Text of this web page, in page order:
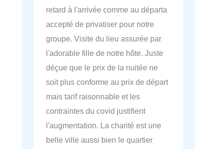
retard à l'arrivée comme au départa
accepté de privatiser pour notre
groupe. Visite du lieu assurée par
l'adorable fille de notre hôte. Juste
déçue que le prix de la nuitée ne
soit plus conforme au prix de départ
mais tarif raisonnable et les
contraintes du covid justifient
l'augmentation. La charité est une
belle ville aussi bien le quartier